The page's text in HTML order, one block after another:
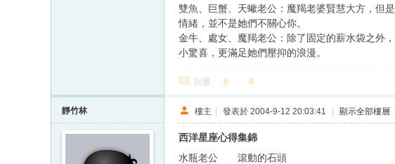
雙魚、巨蟹、天蠍老公：魔羯老婆賢慧大方，但
情緒，並不是她們不關心你。
金牛、處女、魔羯老公：除了固定的薪水袋之外
小驚喜，更滿足她們壓抑的浪漫。
回覆
靜竹林 樓主 | 發表於 2004-9-12 20:03:41 | 顯示全部樓層
西洋星座心得集錦
水瓶老公 滾動的石頭